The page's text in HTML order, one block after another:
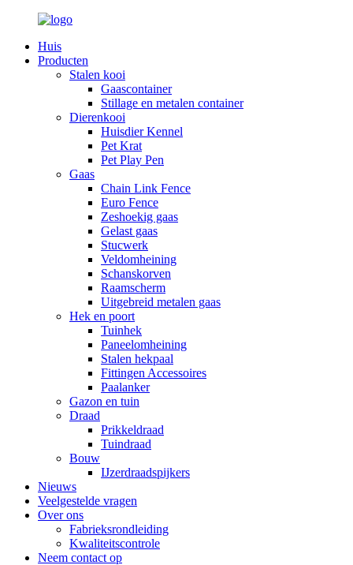
Huis
Producten
Stalen kooi
Gaascontainer
Stillage en metalen container
Dierenkooi
Huisdier Kennel
Pet Krat
Pet Play Pen
Gaas
Chain Link Fence
Euro Fence
Zeshoekig gaas
Gelast gaas
Stucwerk
Veldomheining
Schanskorven
Raamscherm
Uitgebreid metalen gaas
Hek en poort
Tuinhek
Paneelomheining
Stalen hekpaal
Fittingen Accessoires
Paalanker
Gazon en tuin
Draad
Prikkeldraad
Tuindraad
Bouw
IJzerdraadspijkers
Nieuws
Veelgestelde vragen
Over ons
Fabrieksrondleiding
Kwaliteitscontrole
Neem contact op